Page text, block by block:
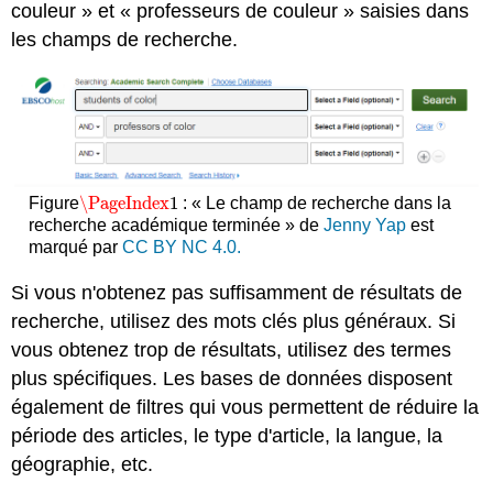
couleur » et « professeurs de couleur » saisies dans
les champs de recherche.
Figure\PageIndex1
\PageIndex1 : « Le champ de recherche dans la
recherche académique terminée » de Jenny Yapest
marqué par CC BY NC 4.0.
Si vous n'obtenez pas suffisamment de résultats de
recherche, utilisez des mots clés plus généraux. Si
vous obtenez trop de résultats, utilisez des termes
plus spécifiques. Les bases de données disposent
également de filtres qui vous permettent de réduire la
période des articles, le type d'article, la langue, la
géographie, etc.